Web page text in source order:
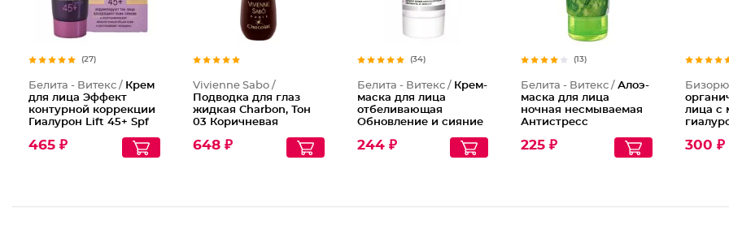
(27)
Белита - Витекс / Крем
для лица Эффект
контурной коррекции
Гиалурон Lift 45+ Spf
465 ₽
Vivienne Sabo /
Подводка для глаз
жидкая Charbon, Тон
03 Коричневая
648 ₽
(34)
Белита - Витекс / Крем-
маска для лица
отбеливающая
Обновление и сияние
244 ₽
(13)
Белита - Витекс /Алоэ-
маска для лица
ночная несмываемая
Антистресс
225 ₽
лица с
300 ₽